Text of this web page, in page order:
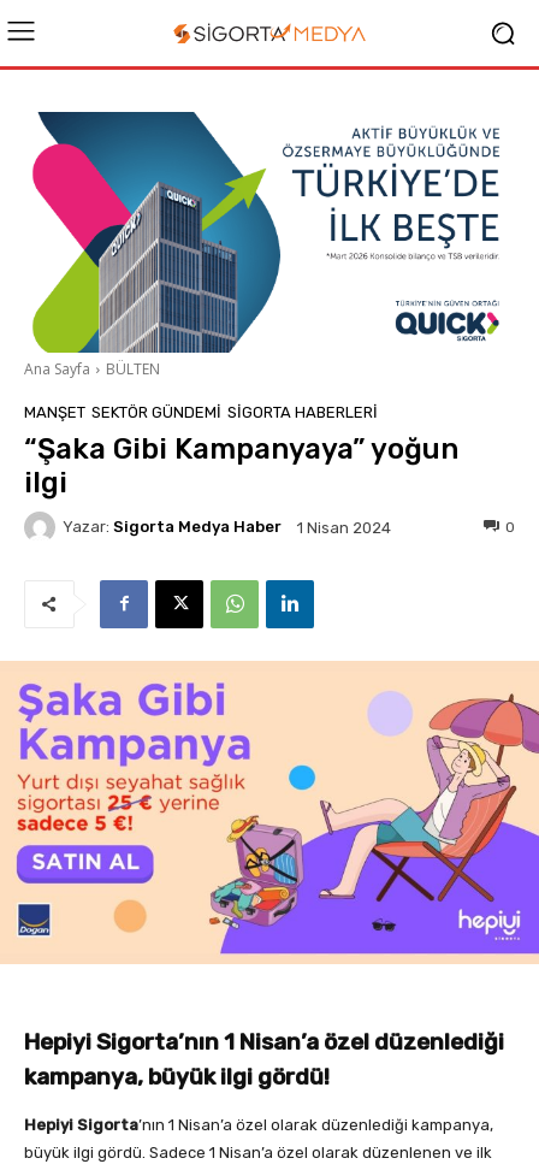
Ana Sayfa BÜLTEN
MANŞET SEKTÖR GÜNDEMİ SIGORTA HABERLERI
“Şaka Gibi Kampanyaya” yoğun
ilgi
Yazar: Sigorta Medya Haber 1 Nisan 2024 0
Hepiyi Sigorta’nın 1 Nisan’a özel düzenlediği
kampanya, büyük ilgi gördü!
Hepiyi Sigorta’nın 1 Nisan’a özel olarak düzenlediği kampanya,
büyük ilgi gördü. Sadece 1 Nisan’a özel olarak düzenlenen ve ilk